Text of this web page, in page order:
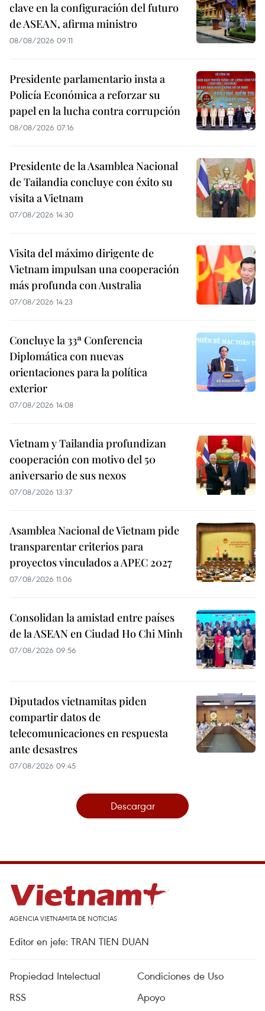
clave en la configuración del futuro
de ASEAN, afirma ministro
08/08/2026 09:11
Presidente parlamentario insta a
Policía Económica a reforzar su
papel en la lucha contra corrupción
08/08/2026 07:16
Presidente de la Asamblea Nacional
de Tailandia concluye con éxito su
visita a Vietnam
07/08/2026 14:30
Visita del máximo dirigente de
Vietnam impulsan una cooperación
más profunda con Australia
07/08/2026 14:23
Concluye la 33ª Conferencia
Diplomática con nuevas
orientaciones para la política
exterior
07/08/2026 14:08
Vietnam y Tailandia profundizan
cooperación con motivo del 50
aniversario de sus nexos
07/08/2026 13:37
Asamblea Nacional de Vietnam pide
transparentar criterios para
proyectos vinculados a APEC 2027
07/08/2026 11:06
Consolidan la amistad entre países
de la ASEAN en Ciudad Ho Chi Minh
07/08/2026 09:56
Diputados vietnamitas piden
compartir datos de
telecomunicaciones en respuesta
ante desastres
07/08/2026 09:45
Descargar
AGENCIA VIETNAMITA DE NOTICIAS
Editor en jefe: TRAN TIEN DUAN
Propiedad Intelectual
Condiciones de Uso
RSS
Apoyo